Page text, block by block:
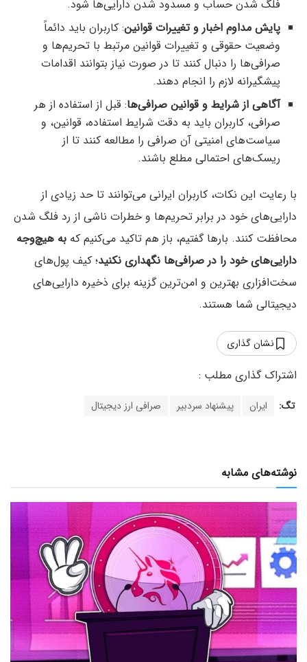
فلگ شدن حساب و مسدود شدن دارایی‌ها شود.
پایش مداوم اخبار و تغییرات قوانین: کاربران باید دائماً
وضعیت حقوقی و تغییرات قوانین مرتبط با تحریم‌ها و
صرافی‌ها را دنبال کنند تا در صورت نیاز بتوانند اقدامات
پیشگیرانه لازم را انجام دهند.
آگاهی از شرایط و قوانین صرافی‌ها: قبل از استفاده از هر
صرافی، کاربران باید به دقت شرایط استفاده، قوانین، و
سیاست‌های امنیتی آن صرافی را مطالعه کنند تا از
ریسک‌های احتمالی مطلع باشند.
با رعایت این نکات، کاربران ایرانی می‌توانند تا حد زیادی از
دارایی‌های خود در برابر تحریم‌ها و خطرات ناشی از رد فلگ شدن
محافظت کنند. بارها گفتیم، باز هم تاکید می‌کنیم که به هیچ‌وجه
دارایی‌های خود را در صرافی‌ها نگهداری نکنید؛ کیف پول‌های
سخت‌افزاری بهترین و امن‌ترین گزینه برای ذخیره دارایی‌های
دیجیتالی شما هستند.
نشان گذاری
تگ: ایران پیشنهاد سردبیر صرافی ارز دیجیتال
نوشته‌های مشابه